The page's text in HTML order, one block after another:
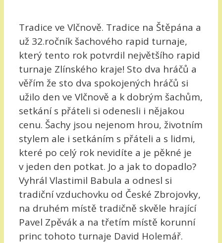
Tradice ve Vlčnově. Tradice na Štěpána a
už 32.ročník šachového rapid turnaje,
který tento rok potvrdil největšího rapid
turnaje Zlínského kraje! Sto dva hráčů a
věřím že sto dva spokojených hráčů si
užilo den ve Vlčnově a k dobrým šachům,
setkání s přáteli si odenesli i nějakou
cenu. Šachy jsou nejenom hrou, životním
stylem ale i setkáním s přáteli a s lidmi,
které po celý rok nevidíte a je pěkné je
v jeden den potkat. Jo a jak to dopadlo?
Vyhrál Vlastimil Babula a odnesl si
tradiční vzduchovku od České Zbrojovky,
na druhém místě tradičně skvěle hrající
Pavel Zpěvák a na třetím místě korunní
princ tohoto turnaje David Holemář.